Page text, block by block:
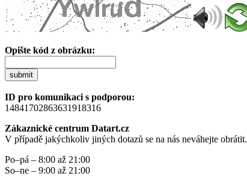
Opište kód z obrázku:
submit
ID pro komunikaci s podporou:
14841702863631918316
Zákaznické centrum Datart.cz
V případě jakýchkoliv jiných dotazů se na nás neváhejte obrátit.
Po–pá – 8:00 až 21:00
So–ne – 9:00 až 21:00